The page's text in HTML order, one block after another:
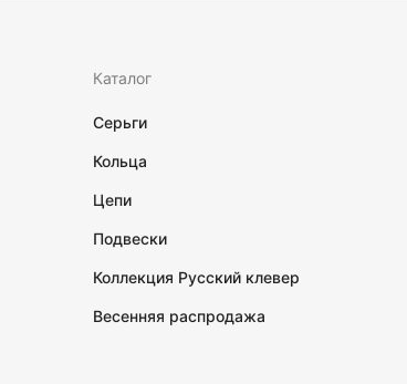
Каталог
Серьги
Кольца
Цепи
Подвески
Коллекция Русский клевер
Весенняя распродажа